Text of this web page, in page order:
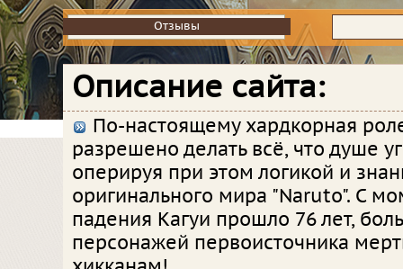
Отзывы
Отзывы
Описание сайта:
По-настоящему хардкорная
разрешено делать всё, что душе
оперируя при этом логикой и
оригинального мира "Naruto". С
падения Кагуи прошло 76 лет,
персонажей первоисточника